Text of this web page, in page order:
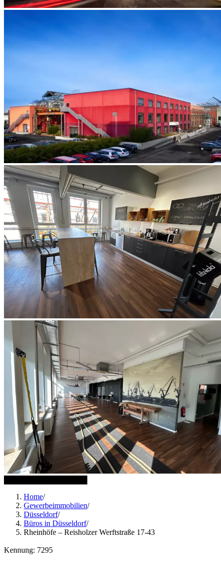
Home/
Gewerbeimmobilien/
Düsseldorf/
Büros in Düsseldorf/
Rheinhöfe – Reisholzer Werftstraße 17-43
Kennung: 7295